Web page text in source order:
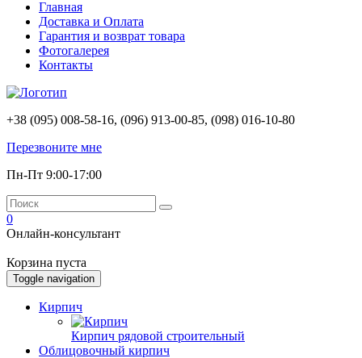
Главная
Доставка и Оплата
Гарантия и возврат товара
Фотогалерея
Контакты
+38 (095) 008-58-16, (096) 913-00-85, (098) 016-10-80
Перезвоните мне
Пн-Пт 9:00-17:00
0
Онлайн-консультант
Корзина пуста
Toggle navigation
Кирпич
Кирпич рядовой строительный
Облицовочный кирпич